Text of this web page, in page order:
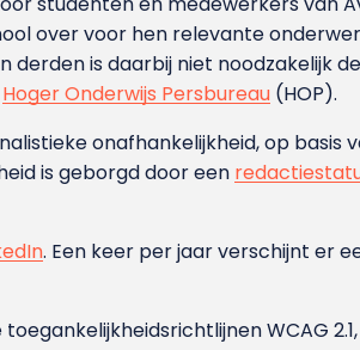
over voor hen relevante
is daarbij niet noodzakelijk
Hoger Onderwijs Persbureau (HOP).
onafhankelijkheid, op basis
is geborgd door een
. Een keer per jaar verschijnt er
WCAG 2.1,